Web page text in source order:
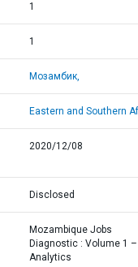
1
1
Мозамбик,
Eastern and Southern
2020/12/08
Disclosed
Mozambique Jobs
Diagnostic : Volume 1 –
Analytics